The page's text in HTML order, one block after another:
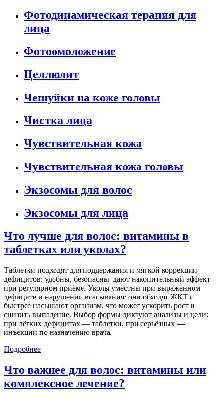
Фотодинамическая терапия для
лица
Фотоомоложение
Целлюлит
Чешуйки на коже головы
Чистка лица
Чувствительная кожа
Чувствительная кожа головы
Экзосомы для волос
Экзосомы для лица
Что лучше для волос: витамины в
таблетках или уколах?
Таблетки подходят для поддержания и мягкой коррекции
дефицитов: удобны, безопасны, дают накопительный эффект
при регулярном приёме. Уколы уместны при выраженном
дефиците и нарушении всасывания: они обходят ЖКТ и
быстрее насыщают организм, что может ускорить рост и
снизить выпадение. Выбор формы диктуют анализы и цели:
при лёгких дефицитах — таблетки, при серьёзных —
инъекции по назначению врача.
Подробнее
Что важнее для волос: витамины или
комплексное лечение?